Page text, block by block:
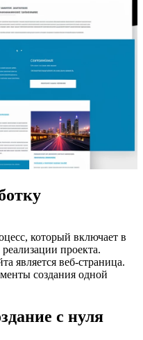
который включает в
проекта.
является веб-страница.
создания одной
с нуля